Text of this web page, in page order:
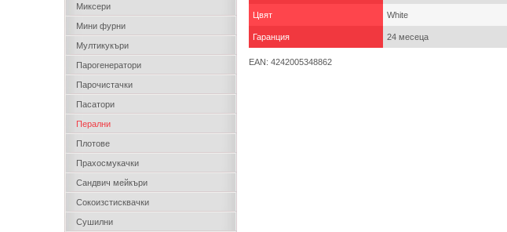
Миксери
Мини фурни
Мултикукъри
Парогенератори
Парочистачки
Пасатори
Перални
Плотове
Прахосмукачки
Сандвич мейкъри
Сокоизстисквачки
Сушилни
Цвят White
Гаранция 24 месеца
EAN: 4242005348862